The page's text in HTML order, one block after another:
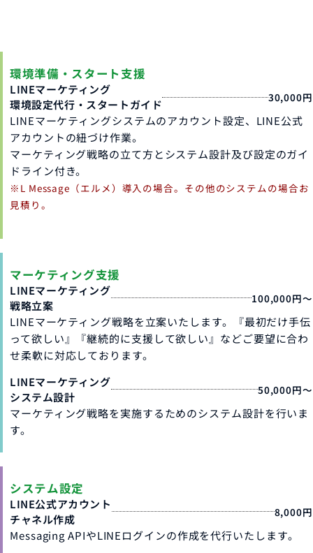
環境準備・スタート支援
LINEマーケティング
環境設定代行・スタートガイド
30,000円
LINEマーケティングシステムのアカウント設定、LINE公式
アカウントの紐づけ作業。
マーケティング戦略の立て方とシステム設計及び設定のガイ
ドライン付き。
※L Message（エルメ）導入の場合。その他のシステムの場合お
見積り。
マーケティング支援
LINEマーケティング
戦略立案
100,000円～
LINEマーケティング戦略を立案いたします。『最初だけ手伝
って欲しい』『継続的に支援して欲しい』などご要望に合わ
せ柔軟に対応しております。
LINEマーケティング
システム設計
50,000円～
マーケティング戦略を実施するためのシステム設計を行いま
す。
システム設定
LINE公式アカウント
チャネル作成
8,000円
Messaging APIやLINEログインの作成を代行いたします。